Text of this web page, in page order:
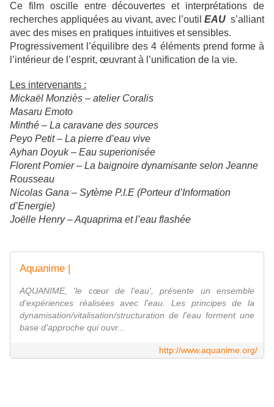
Ce film oscille entre découvertes et interprétations de
recherches appliquées au vivant, avec l’outil EAU s’alliant
avec des mises en pratiques intuitives et sensibles.
Progressivement l’équilibre des 4 éléments prend forme à
l’intérieur de l’esprit, œuvrant à l’unification de la vie.
Les intervenants :
Mickaël Monziès – atelier Coralis
Masaru Emoto
Minthé – La caravane des sources
Peyo Petit – La pierre d’eau vive
Ayhan Doyuk – Eau superionisée
Florent Pomier – La baignoire dynamisante selon Jeanne
Rousseau
Nicolas Gana – Sytème P.I.E (Porteur d’Information
d’Energie)
Joëlle Henry – Aquaprima et l’eau flashée
Aquanime |
AQUANIME, 'le cœur de l'eau', présente un ensemble
d'expériences réalisées avec l'eau. Les principes de la
dynamisation/vitalisation/structuration de l'eau forment une
base d'approche qui ouvr...
http://www.aquanime.org/